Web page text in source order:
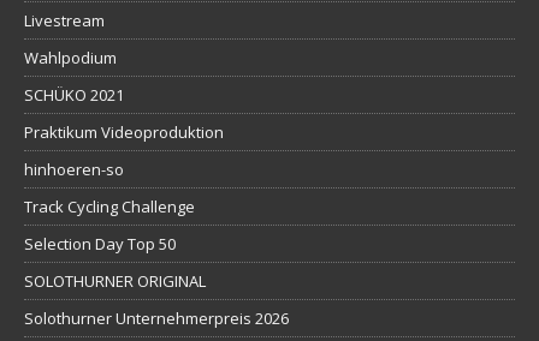
Livestream
Wahlpodium
SCHÜKO 2021
Praktikum Videoproduktion
hinhoeren-so
Track Cycling Challenge
Selection Day Top 50
SOLOTHURNER ORIGINAL
Solothurner Unternehmerpreis 2026